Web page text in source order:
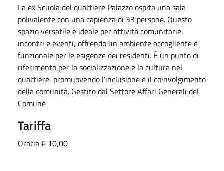
La ex Scuola del quartiere Palazzo ospita una sala
polivalente con una capienza di 33 persone. Questo
spazio versatile è ideale per attività comunitarie,
incontri e eventi, offrendo un ambiente accogliente e
funzionale per le esigenze dei residenti. È un punto di
riferimento per la socializzazione e la cultura nel
quartiere, promuovendo l'inclusione e il coinvolgimento
della comunità. Gestito dal Settore Affari Generali del
Comune
Tariffa
Oraria € 10,00